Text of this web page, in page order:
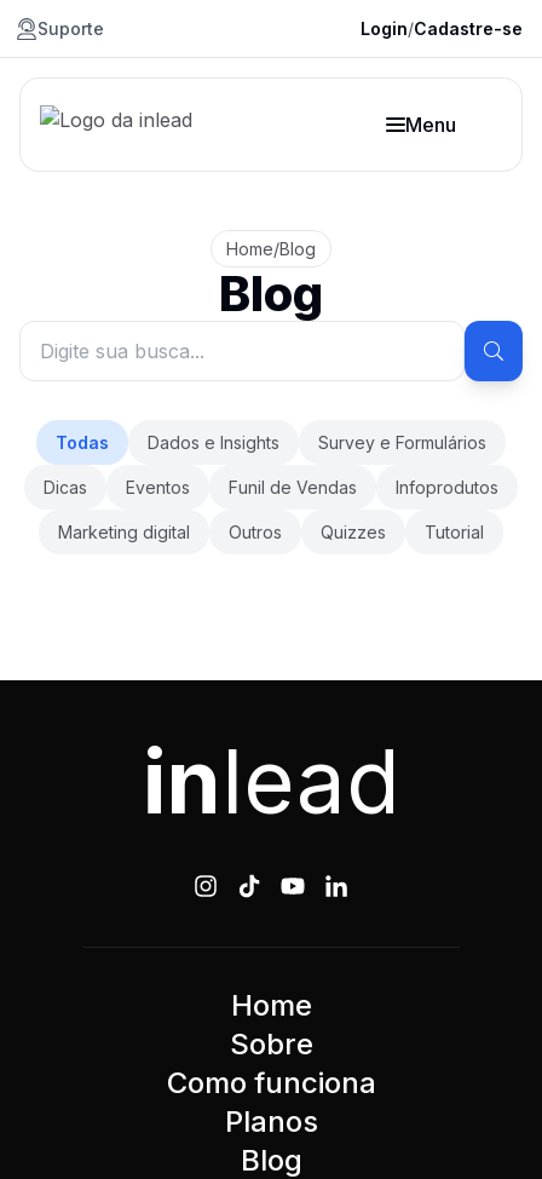
Suporte Login/Cadastre-se
Menu
Home/Blog
Blog
Todas Dados e Insights Survey e Formulários
Dicas Eventos Funil de Vendas Infoprodutos
Marketing digital Outros Quizzes Tutorial
Home
Sobre
Como funciona
Planos
Blog
inlead